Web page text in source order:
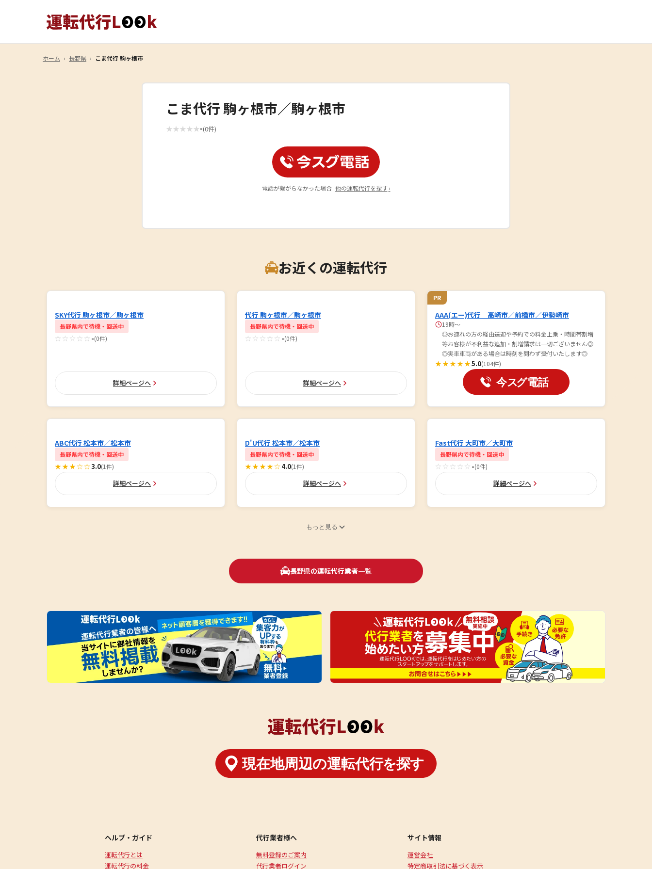
ホーム › 長野県 › こま代行 駒ヶ根市
こま代行 駒ヶ根市／駒ヶ根市
★★★★★-(0件)
電話が繋がらなかった場合 他の運転代行を探す ›
お近くの運転代行
SKY代行 駒ヶ根市／駒ヶ根市
長野県内で待機・回送中
☆☆☆☆☆ -(0件)
詳細ページへ
代行 駒ヶ根市／駒ヶ根市
長野県内で待機・回送中
☆☆☆☆☆ -(0件)
詳細ページへ
PR
AAA(エー)代行 高崎市／前橋市／伊勢崎市
19時～
◎お連れの方の経由送迎や予約での料金上乗・時間帯割増
等お客様が不利益な追加・割増請求は一切ございません◎
◎実車車両がある場合は時刻を問わず受付いたします◎
★★★★★5.0(104件)
ABC代行 松本市／松本市
長野県内で待機・回送中
★★★☆☆3.0(1件)
詳細ページへ
D'U代行 松本市／松本市
長野県内で待機・回送中
★★★★☆4.0(1件)
詳細ページへ
Fast代行 大町市／大町市
長野県内で待機・回送中
☆☆☆☆☆ -(0件)
詳細ページへ
もっと見る
長野県の運転代行業者一覧
ヘルプ・ガイド
運転代行とは
運転代行の料金
代行業者様へ
無料登録のご案内
代行業者ログイン
サイト情報
運営会社
特定商取引法に基づく表示